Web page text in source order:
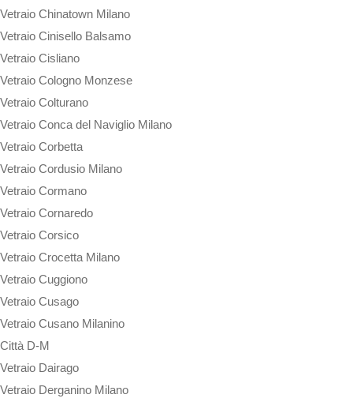
Vetraio Chinatown Milano
Vetraio Cinisello Balsamo
Vetraio Cisliano
Vetraio Cologno Monzese
Vetraio Colturano
Vetraio Conca del Naviglio Milano
Vetraio Corbetta
Vetraio Cordusio Milano
Vetraio Cormano
Vetraio Cornaredo
Vetraio Corsico
Vetraio Crocetta Milano
Vetraio Cuggiono
Vetraio Cusago
Vetraio Cusano Milanino
Città D-M
Vetraio Dairago
Vetraio Derganino Milano